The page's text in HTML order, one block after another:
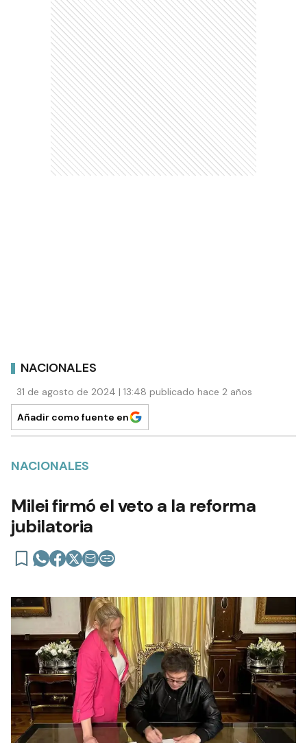
NACIONALES
31 de agosto de 2024 | 13:48 publicado hace 2 años
Añadir como fuente en
NACIONALES
Milei firmó el veto a la reforma
jubilatoria